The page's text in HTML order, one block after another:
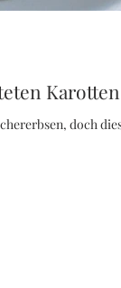
Karotten
doch